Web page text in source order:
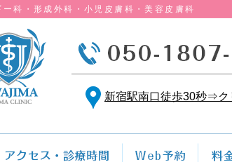
科・形成外科・小児皮膚科・美容皮膚科
新宿駅南口徒歩30秒⇒ク